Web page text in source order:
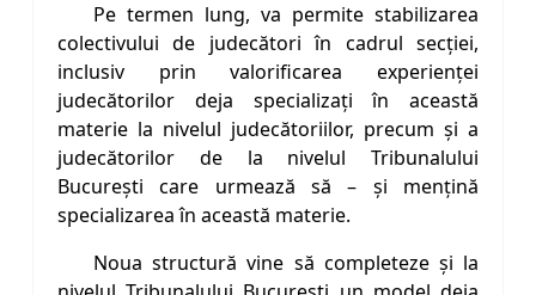
Pe termen lung, va permite stabilizarea
colectivului de judecători în cadrul secției,
inclusiv prin valorificarea experienței
judecătorilor deja specializați în această
materie la nivelul judecătoriilor, precum şi a
judecătorilor de la nivelul Tribunalului
Bucureşti care urmează să – şi menţină
specializarea în această materie.
Noua structură vine să completeze și la